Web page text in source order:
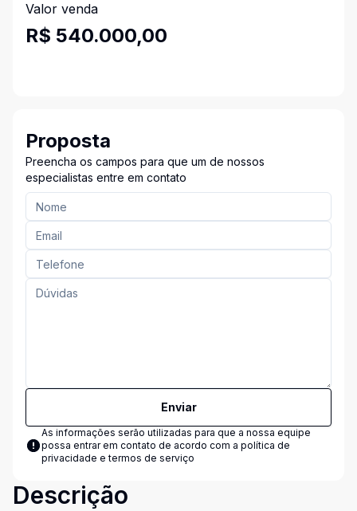
Valor venda
R$ 540.000,00
Proposta
Preencha os campos para que um de nossos
especialistas entre em contato
Enviar
As informações serão utilizadas para que a nossa equipe
possa entrar em contato de acordo com a política de
privacidade e termos de serviço
Descrição